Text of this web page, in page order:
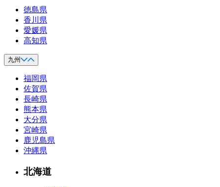
徳島県
香川県
愛媛県
高知県
九州
福岡県
佐賀県
長崎県
熊本県
大分県
宮崎県
鹿児島県
沖縄県
北海道